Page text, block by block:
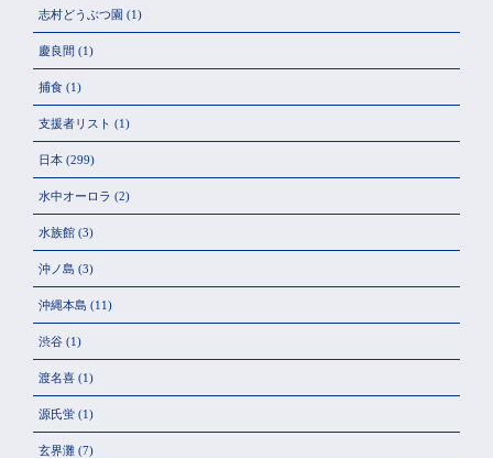
志村どうぶつ園 (1)
慶良間 (1)
捕食 (1)
支援者リスト (1)
日本 (299)
水中オーロラ (2)
水族館 (3)
沖ノ島 (3)
沖縄本島 (11)
渋谷 (1)
渡名喜 (1)
源氏蛍 (1)
玄界灘 (7)